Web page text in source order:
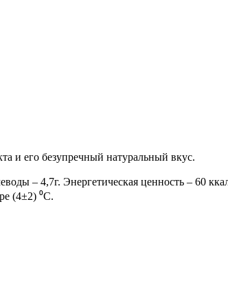
и его безупречный натуральный вкус.
– 4,7г. Энергетическая ценность – 60
(4±2) ⁰С.